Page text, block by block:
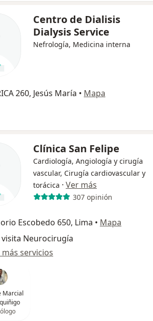
Centro de Dialisis
Dialysis Service
Nefrología, Medicina interna
260, Jesús María • Mapa
Clínica San Felipe
Cardiología, Angiología y cirugía
vascular, Cirugía cardiovascular y
torácica · Ver más
307 opinión
Escobedo 650, Lima • Mapa
Neurocirugía
servicios
Marcial